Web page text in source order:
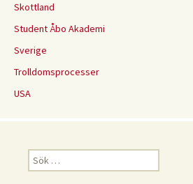
Skottland
Student Åbo Akademi
Sverige
Trolldomsprocesser
USA
Sök
efter: